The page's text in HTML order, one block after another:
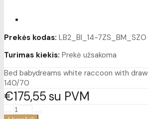
Prekės kodas: LB2_BI_14-7ZS_BM_SZO
Turimas kiekis: Prekė užsakoma
Bed babydreams white raccoon with
140/70
€17555su PVM